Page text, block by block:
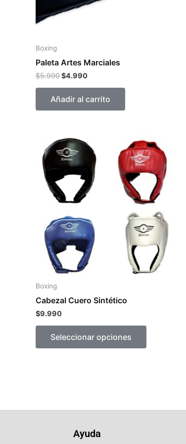
Boxing
Paleta Artes Marciales
$5.990$4.990
Añadir al carrito
Boxing
Cabezal Cuero Sintético
$9.990
Seleccionar opciones
Este
producto
tiene
múltiples
variantes.
Las
opciones
se
pueden
elegir
en
Ayuda